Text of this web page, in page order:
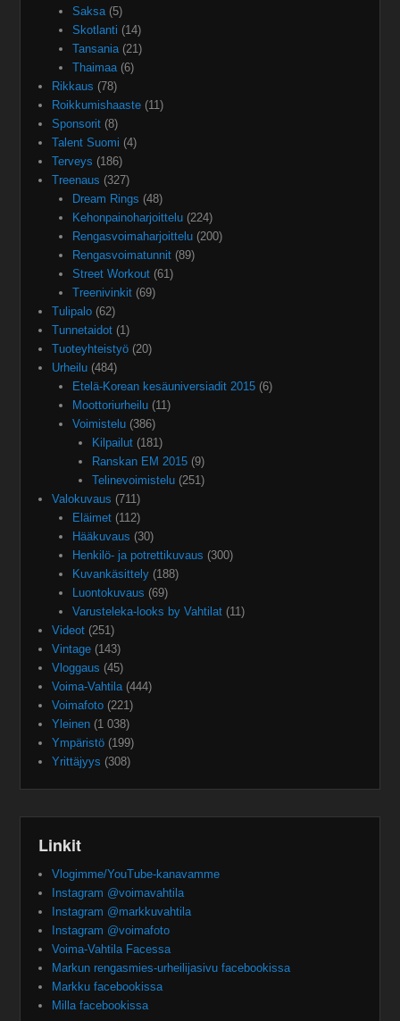
Saksa(5)
Skotlanti (14)
Tansania(21)
Thaimaa(6)
Rikkaus (78)
Roikkumishaaste (11)
Sponsorit (8)
Talent Suomi (4)
Terveys (186)
Treenaus (327)
Dream Rings (48)
Kehonpainoharjoittelu(224)
Rengasvoimaharjoittelu(200)
Rengasvoimatunnit(89)
Street Workout(61)
Treenivinkit(69)
Tulipalo (62)
Tunnetaidot (1)
Tuoteyhteistyö (20)
Urheilu (484)
Etelä-Korean kesäuniversiadit 2015(6)
Moottoriurheilu(11)
Voimistelu(386)
Kilpailut (181)
Ranskan EM 2015 (9)
Telinevoimistelu (251)
Valokuvaus (711)
Eläimet(112)
Hääkuvaus (30)
Henkilö- ja potrettikuvaus (300)
Kuvankäsittely(188)
Luontokuvaus (69)
Varusteleka-looks by Vahtilat(11)
Videot (251)
Vintage (143)
Vloggaus (45)
Voima-Vahtila(444)
Voimafoto (221)
Yleinen (1 038)
Ympäristö (199)
Yrittäjyys (308)
Linkit
Vlogimme/YouTube-kanavamme
Instagram @voimavahtila
Instagram @markkuvahtila
Instagram @voimafoto
Voima-Vahtila Facessa
Markun rengasmies-urheilijasivu facebookissa
Markku facebookissa
Milla facebookissa